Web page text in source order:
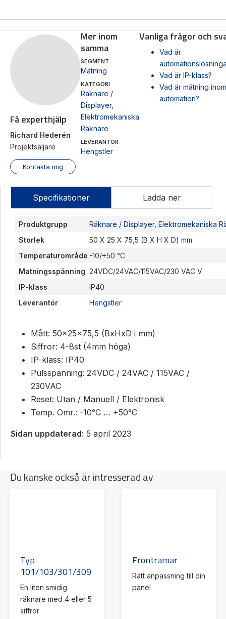
till!
Räknare
Givare
Få experthjälp
Richard Hederén
Projektsäljare
Kontakta mig
Mer inom
samma
SEGMENT
Mätning
KATEGORI
Räknare /
Displayer,
Elektromekaniska
Räknare
LEVERANTÖR
Hengstler
Vanliga frågor och
Vad är
Vad är IP-klass?
Vad är mätning inom
automation?
Specifikationer Ladda ner
Produktgrupp Räknare / Displayer, Elektromekaniska
Storlek
50 X 25 X 75,5 (B X H X D) mm
Temperaturområde -10/+50 °C
Matningsspänning 24VDC/24VAC/115VAC/230 VAC V
IP-klass
IP40
Leverantör
Hengstler
Mått: 50x25x75,5 (BxHxD i mm)
Siffror: 4-8st (4mm höga)
IP-klass: IP40
Pulsspänning: 24VDC / 24VAC / 115VAC /
230VAC
Reset: Utan / Manuell / Elektronisk
Temp. Omr.: -10ᵒC … +50ᵒC
Sidan uppdaterad: 5 april 2023
Du kanske också är intresserad av
Typ
101/103/301/309
En liten smidig
räknare med 4 eller 5
siffror
Frontramar
Rätt anpassning till din
panel